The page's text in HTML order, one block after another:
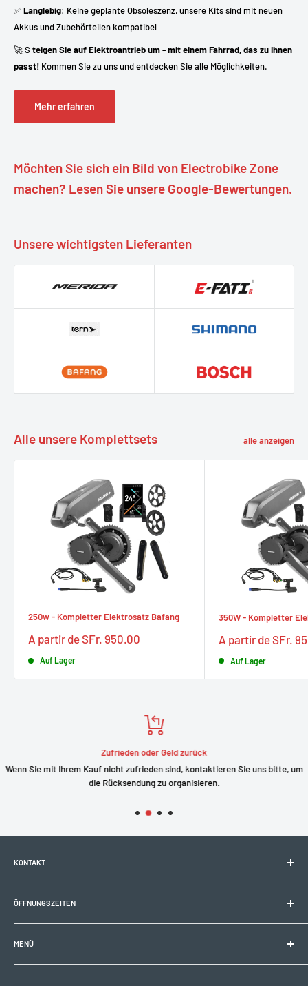
✅Langlebig: Keine geplante Obsoleszenz, unsere Kits sind mit neuen
Akkus und Zubehörteilen kompatibel
🚀 S teigen Sie auf Elektroantrieb um - mit einem Fahrrad, das zu Ihnen
passt! Kommen Sie zu uns und entdecken Sie alle Möglichkeiten.
Mehr erfahren
Möchten Sie sich ein Bild von Electrobike Zone
machen? Lesen Sie unsere Google-Bewertungen.
Unsere wichtigsten Lieferanten
Alle unsere Komplettsets alle anzeigen
250w - Kompletter Elektrosatz Bafang
Prix
réduit
A partir de SFr. 950.00
Auf Lager
350W - Kompletter
Prix
réduit
A partir de SFr.
Auf Lager
Zufrieden oder Geld zurück
Wenn Sie mit Ihrem Kauf nicht zufrieden sind, kontaktieren Sie uns bitte, um
die Rücksendung zu organisieren.
KONTAKT
Electrobike Zone Sàrl
Avenue de la Rapille 2
1008 Prilly (VD), Schweiz
+41 21 946 10 30
ÖFFNUNGSZEITEN
🕘 Mo–Fr: 9:00–12:00 Uhr / 14:00–18:30 Uhr
MENÜ
Allgemeine Geschäftsbedingungen und Servicebedingungen